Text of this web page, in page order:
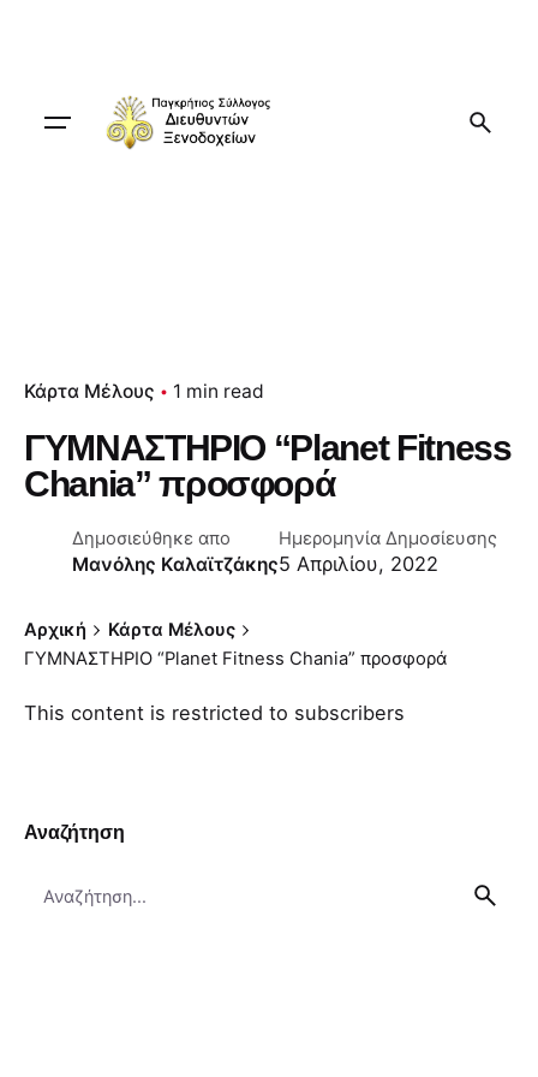
Κάρτα Μέλους 1 min read
ΓΥΜΝΑΣΤΗΡΙΟ “Planet Fitness
Chania” προσφορά
Δημοσιεύθηκε απο
Μανόλης Καλαϊτζάκης
Ημερομηνία Δημοσίευσης
5 Απριλίου, 2022
Αρχική
Κάρτα Μέλους
ΓΥΜΝΑΣΤΗΡΙΟ “Planet Fitness Chania” προσφορά
This content is restricted to subscribers
Αναζήτηση
for